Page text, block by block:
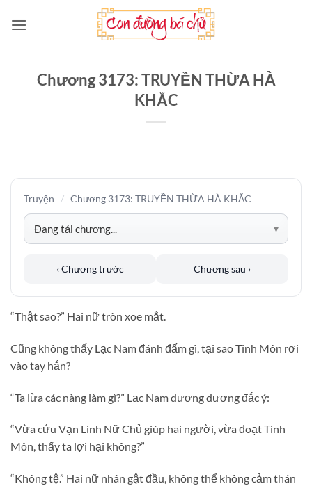
qua
Chương 3173: TRUYỀN THỪA HÀ
KHẮC
Truyện / Chương 3173: TRUYỀN THỪA HÀ KHẮC
‹ Chương trước Chương sau ›
“Thật sao?” Hai nữ tròn xoe mắt.
Cũng không thấy Lạc Nam đánh đấm gì, tại sao Tinh Môn rơi
vào tay hắn?
“Ta lừa các nàng làm gì?” Lạc Nam dương dương đắc ý:
“Vừa cứu Vạn Linh Nữ Chủ giúp hai người, vừa đoạt Tinh
Môn, thấy ta lợi hại không?”
“Không tệ.” Hai nữ nhân gật đầu, không thể không cảm thán